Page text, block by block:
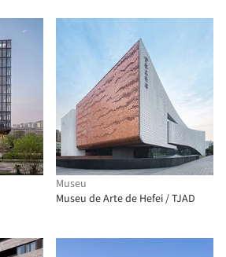
Museu
Museu de Arte de Hefei / TJAD